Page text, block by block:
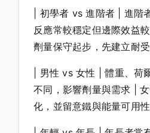
| 初學者 vs 進階者 | 進階
反應常較穩定但邊際效益
劑量保守起步，先建立耐受 |
| 男性 vs 女性 | 體重、荷
不同，影響劑量與需求 |
化，並留意鐵與能量可用性 |